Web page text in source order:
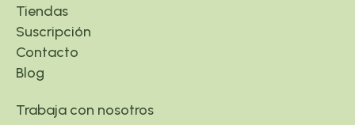
Tiendas
Suscripción
Contacto
Blog
Trabaja con nosotros